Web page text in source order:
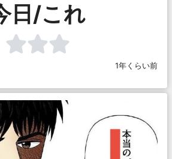
日/これ
1年くらい前